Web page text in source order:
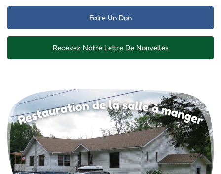
Faire Un Don
Recevez Notre Lettre De Nouvelles